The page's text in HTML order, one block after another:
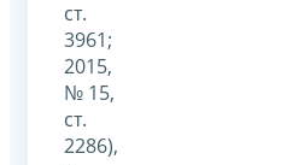
ст.
3961;
2015,
№ 15,
ст.
2286),